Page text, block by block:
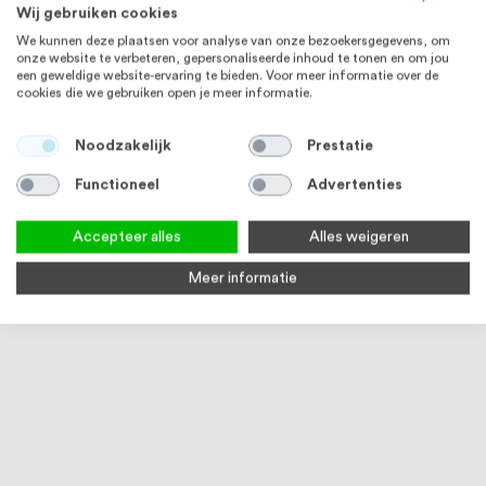
Wij gebruiken cookies
We kunnen deze plaatsen voor analyse van onze bezoekersgegevens, om
onze website te verbeteren, gepersonaliseerde inhoud te tonen en om jou
een geweldige website-ervaring te bieden. Voor meer informatie over de
cookies die we gebruiken open je meer informatie.
Noodzakelijk Prestatie
Functioneel Advertenties
Accepteer alles Alles weigeren
Meer informatie